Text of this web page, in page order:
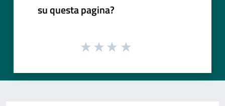
su questa pagina?